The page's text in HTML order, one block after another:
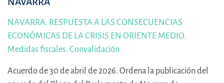
NAVARRA. RESPUESTA A LAS CONSECUENCIAS
ECONÓMICAS DE LA CRISIS EN ORIENTE MEDIO.
Medidas fiscales. Convalidación
Acuerdo de 30 de abril de 2026. Ordena la publicación del